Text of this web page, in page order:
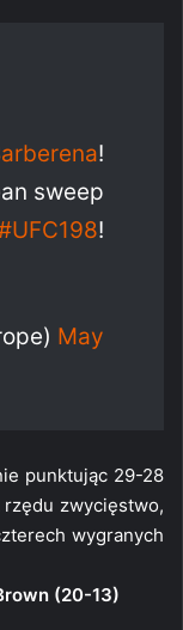
!
sweep
!
May
punktując 29-28
zwycięstwo,
wygranych
(20-13)